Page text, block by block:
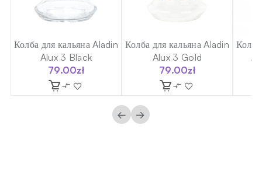
Колба для кальяна Aladin
Alux 3 Black
79.00zł
Колба для кальяна Aladin
Alux 3 Gold
79.00zł
← →